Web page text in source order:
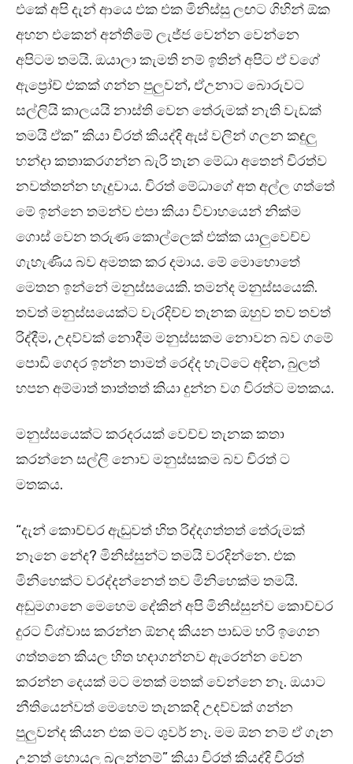
එකේ අපි දැන් ආයෙ එක එක මිනිස්සු ලඟට ගිහින් ඕක
අහන එකෙන් අන්තිමේ ලැජ්ජ වෙන්න වෙන්නෙ
අපිටම තමයි. ඔයාලා කැමති නම් ඉතින් අපිට ඒ වගේ
ඇප්‍රෝච් එකක් ගන්න පුලුවන්, ඒඋනාට බොරුවට
සල්ලියි කාලයයි නාස්ති වෙන තේරුමක් නැති වැඩක්
තමයි ඒක” කියා චිරත් කියද්දි ඇස් වලින් ගලන කඳුලු
හන්දා කතාකරගන්න බැරි තැන මේධා අතෙන් චිරත්ව
නවත්තන්න හැදුවාය. චිරත් මේධාගේ අත අල්ල ගත්තේ
මේ ඉන්නෙ තමන්ව එපා කියා විවාහයෙන් නික්ම
ගොස් වෙන තරුණ කොල්ලෙක් එක්ක යාලුවෙච්ච
ගැහැණිය බව අමතක කර දමාය. මේ මොහොතේ
මෙතන ඉන්නේ මනුස්සයෙකි. තමන්ද මනුස්සයෙකි.
තවත් මනුස්සයෙක්ට වැරදිච්ච තැනක ඔහුව තව තවත්
රිද්දීම, උදව්වක් නොදීම මනුස්සකම නොවන බව ගමේ
පොඩි ගෙදර ඉන්න තාමත් රෙද්ද හැට්ටෙ අඳින, බුලත්
හපන අම්මාත් තාත්තත් කියා දුන්න වග චිරත්ට මතකය.
මනුස්සයෙක්ට කරදරයක් වෙච්ච තැනක කතා
කරන්නෙ සල්ලි නොව මනුස්සකම බව චිරත් ට
මතකය.
“දැන් කොච්චර ඇඬුවත් හිත රිද්දගත්තත් තේරුමක්
නෑනෙ නේද? මිනිස්සුන්ට තමයි වරදින්නෙ. එක
මිනිහෙක්ට වරද්දන්නෙත් තව මිනිහෙක්ම තමයි.
අඩුමගානෙ මෙහෙම දේකින් අපි මිනිස්සුන්ව කොච්චර
දුරට විශ්වාස කරන්න ඕනද කියන පාඩම හරි ඉගෙන
ගත්තනෙ කියල හිත හදාගන්නව ඇරෙන්න වෙන
කරන්න දෙයක් මට මතක් මතක් වෙන්නෙ නෑ. ඔයාට
නීතියෙන්වත් මෙහෙම තැනකදි උදව්වක් ගන්න
පුලුවන්ද කියන එක මට ශුවර් නෑ. මම ඕන නම් ඒ ගැන
උනත් හොයල බලන්නම්” කියා චිරත් කියද්දි චිරත්